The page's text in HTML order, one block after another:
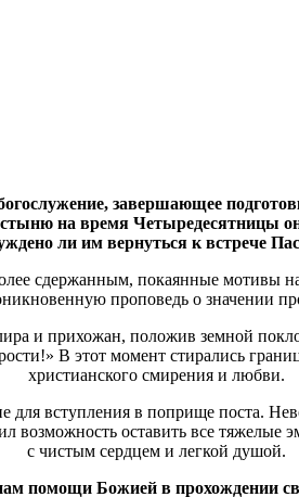
завершающее
на время Четыредесятницы
ли им вернуться к встрече
сдержанным, покаянные мотивы
проповедь о значении
и прихожан, положив земной
В этот момент стирались
христианского смирения и любви.
вступления в поприще поста.
оставить все тяжелые
с чистым сердцем и легкой душой.
помощи Божией в прохождении